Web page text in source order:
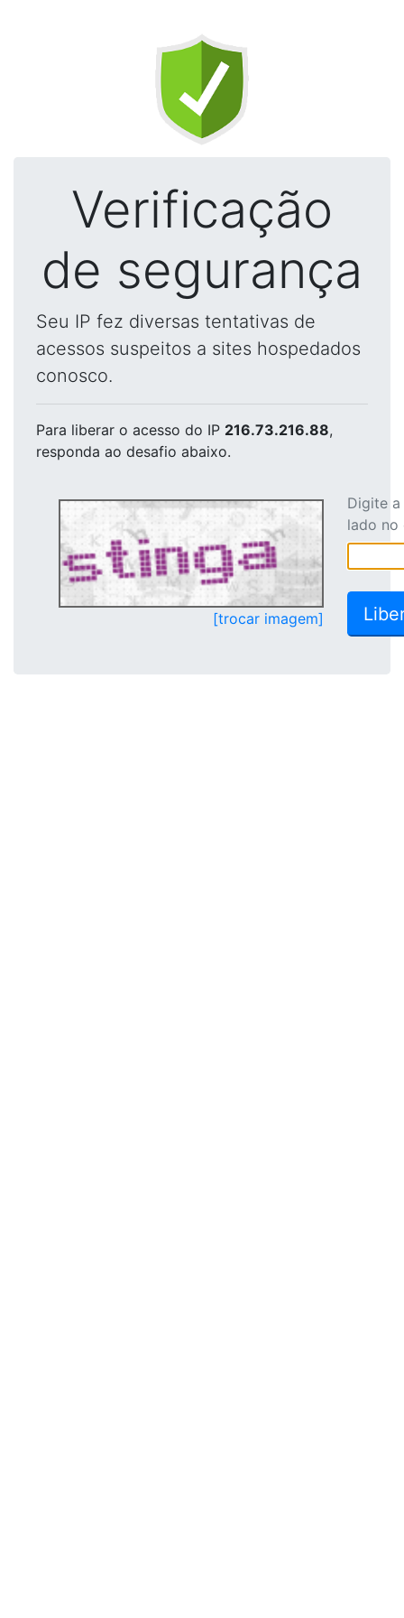
Verificação
de segurança
Seu IP fez diversas tentativas de
acessos suspeitos a sites hospedados
conosco.
Para liberar o acesso do IP 216.73.216.88,
responda ao desafio abaixo.
[trocar imagem]
Digite
lado no